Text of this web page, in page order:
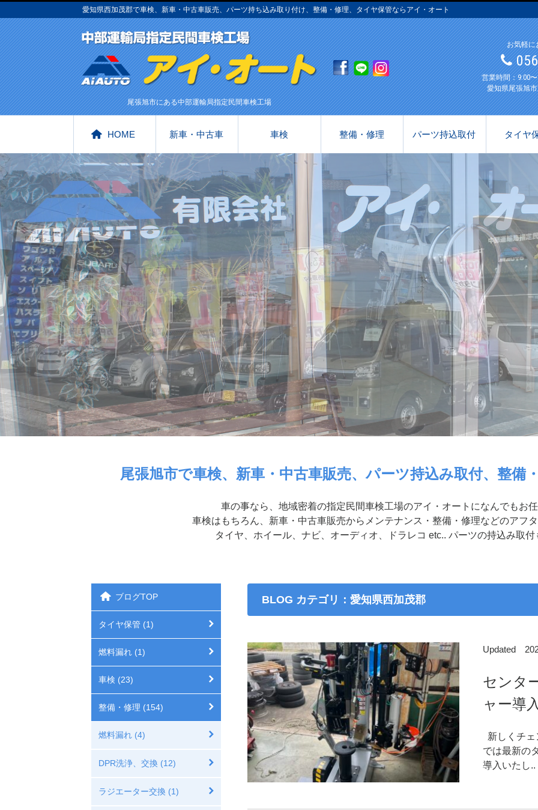
愛知県西加茂郡で車検、新車・中古車販売、パーツ持ち込み取り付け、整備・修理、タイヤ保管ならアイ・オート
尾張旭市にある中部運輸局指定民間車検工場
お気軽に
営業時間：9:00
愛知県尾張旭
HOME 新車・中古車 車検 整備・修理 パーツ持込取付 タイヤ
尾張旭市で車検、新車・中古車販売、パーツ持込み取付、整備
車の事なら、地域密着の指定民間車検工場のアイ・オートになんでもお任
車検はもちろん、新車・中古車販売からメンテナンス・整備・修理などのアフタ
タイヤ、ホイール、ナビ、オーディオ、ドラレコ etc.. パーツの持込み取付
BLOG カテゴリ：愛知県西加茂郡
Updated
センタ
ャー導
新しくチ
では最新の
導入いたし..
ブログTOP
タイヤ保管 (1)
燃料漏れ (1)
車検 (23)
整備・修理 (154)
燃料漏れ (4)
DPR洗浄、交換 (12)
ラジエーター交換 (1)